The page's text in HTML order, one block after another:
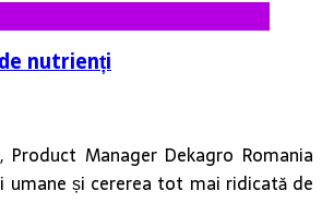
nutrienți
Product Manager Dekagro Romania
umane și cererea tot mai ridicată de